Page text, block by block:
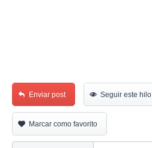
Enviar post Seguir este hilo
Marcar como favorito